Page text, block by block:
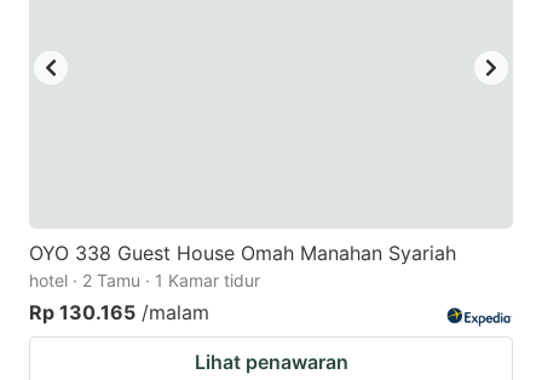
OYO 338 Guest House Omah Manahan Syariah
hotel · 2 Tamu · 1 Kamar tidur
Rp 130.165 /malam
Lihat penawaran